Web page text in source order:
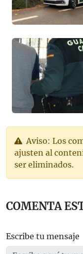
Aviso: Los
ajusten al
ser eliminados.
COMENTA
Escribe tu mensaje